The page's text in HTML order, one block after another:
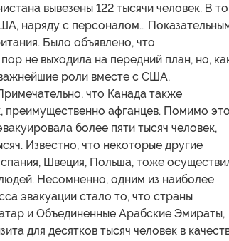
вывезены 122 тысячи человек. В
наряду с персоналом…
Было объявлено, что
не выходила на передний план, но,
роли вместе с США,
что Канада также
преимущественно афганцев. Помимо
более пяти тысяч человек,
Известно, что некоторые другие
Швеция, Польша, тоже
Несомненно, одним из наиболее
эвакуации стало то, что страны
и Объединенные Арабские Эмираты,
для десятков тысяч человек в